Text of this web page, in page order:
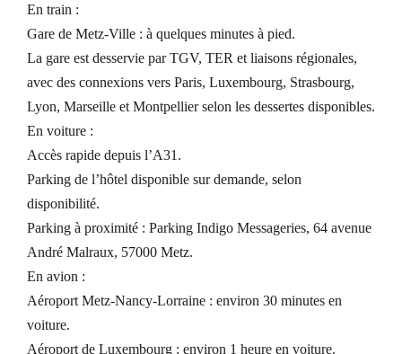
En train :
Gare de Metz-Ville : à quelques minutes à pied.
La gare est desservie par TGV, TER et liaisons régionales,
avec des connexions vers Paris, Luxembourg, Strasbourg,
Lyon, Marseille et Montpellier selon les dessertes disponibles.
En voiture :
Accès rapide depuis l’A31.
Parking de l’hôtel disponible sur demande, selon
disponibilité.
Parking à proximité : Parking Indigo Messageries, 64 avenue
André Malraux, 57000 Metz.
En avion :
Aéroport Metz-Nancy-Lorraine : environ 30 minutes en
voiture.
Aéroport de Luxembourg : environ 1 heure en voiture.